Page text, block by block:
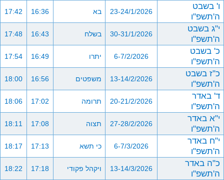
ו' בשבט
ה'תשפ"ו
23-24/1/2026 בא 16:36
17:42
י"ג בשבט
ה'תשפ"ו
30-31/1/2026 בשלח 16:43
17:48
כ' בשבט
ה'תשפ"ו
6-7/2/2026 יתרו 16:49
17:54
כ"ז בשבט
ה'תשפ"ו
13-14/2/2026 משפטים 16:56
18:00
ד' באדר
ה'תשפ"ו
20-21/2/2026 תרומה 17:02
18:06
י"א באדר
ה'תשפ"ו
27-28/2/2026 תצוה 17:08
18:11
י"ח באדר
ה'תשפ"ו
6-7/3/2026 כי תשא 17:13
18:17
כ"ה באדר
ה'תשפ"ו
13-14/3/2026 ויקהל פקודי 17:18
18:22